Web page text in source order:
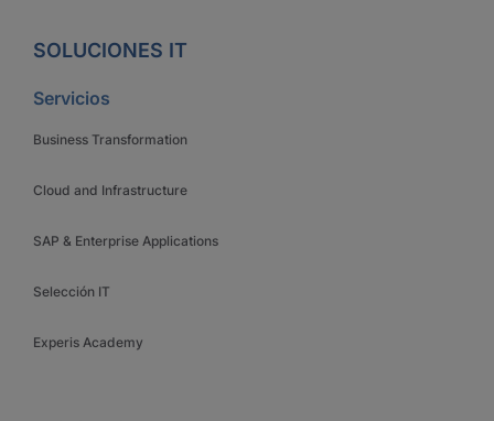
SOLUCIONES IT
Servicios
Business Transformation
Cloud and Infrastructure
SAP & Enterprise Applications
Selección IT
Experis Academy